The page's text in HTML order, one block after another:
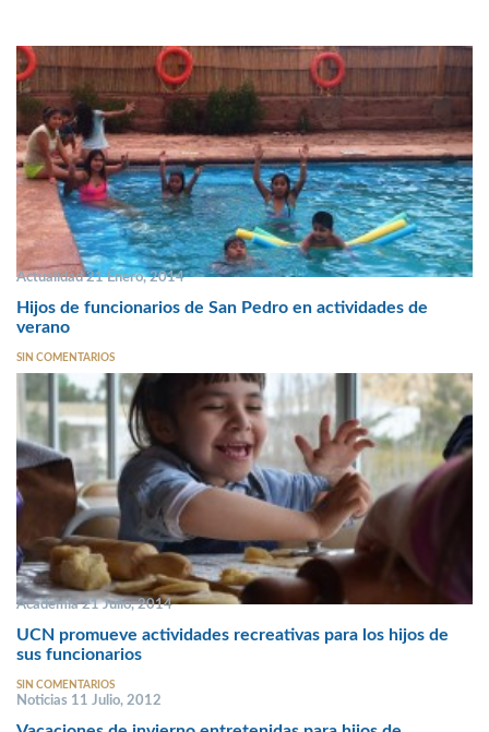
Actualidad 21 Enero, 2014
Hijos de funcionarios de San Pedro en actividades de
verano
SIN COMENTARIOS
Academia 21 Julio, 2014
UCN promueve actividades recreativas para los hijos de
sus funcionarios
SIN COMENTARIOS
Noticias 11 Julio, 2012